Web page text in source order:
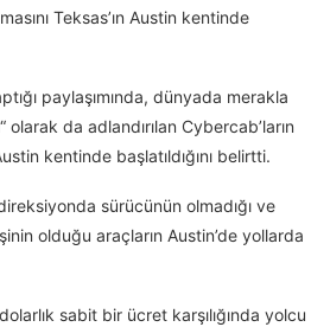
Teksas’ın Austin kentinde
paylaşımında, dünyada merakla
da adlandırılan Cybercab’ların
kentinde başlatıldığını belirtti.
sürücünün olmadığı ve
olduğu araçların Austin’de yollarda
sabit bir ücret karşılığında yolcu